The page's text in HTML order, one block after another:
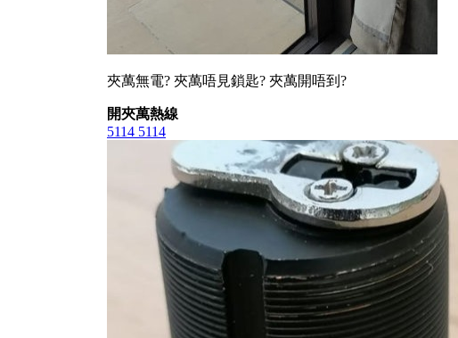
夾萬無電? 夾萬唔見鎖匙? 夾萬開唔到?
開夾萬熱線
5114 5114